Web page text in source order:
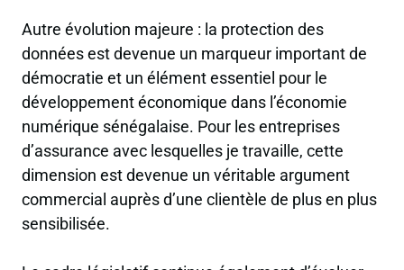
Autre évolution majeure : la protection des
données est devenue un marqueur important de
démocratie et un élément essentiel pour le
développement économique dans l’économie
numérique sénégalaise. Pour les entreprises
d’assurance avec lesquelles je travaille, cette
dimension est devenue un véritable argument
commercial auprès d’une clientèle de plus en plus
sensibilisée.